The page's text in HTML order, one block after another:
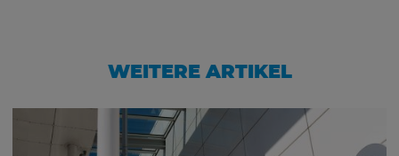
WEITERE ARTIKEL